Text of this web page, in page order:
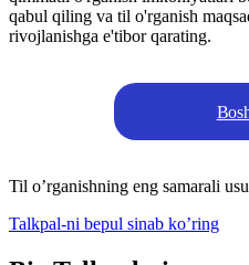
qabul qiling va til o'rganish
rivojlanishga e'tibor qarating.
Til o’rganishning eng samarali
Talkpal-ni bepul sinab ko’ring